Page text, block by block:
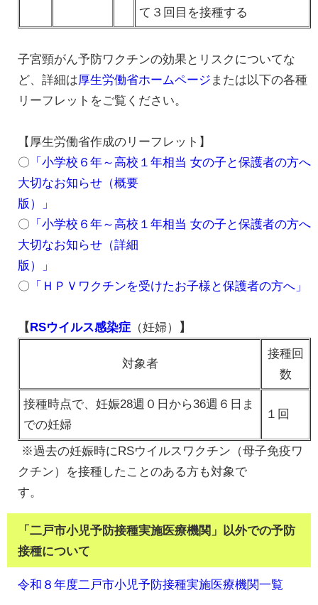
て３回目を接種する
子宮頸がん予防ワクチンの効果とリスクについてな
ど、詳細は厚生労働省ホームページ または以下の各種
リーフレットをご覧ください。
【厚生労働省作成のリーフレット】
〇 「小学校６年～高校１年相当 女の子と保護者の方へ
大切なお知らせ（概要
版）」
〇 「小学校６年～高校１年相当 女の子と保護者の方へ
大切なお知らせ（詳細
版）」
〇 「ＨＰＶワクチンを受けたお子様と保護者の方へ」
【RSウイルス感染症 （妊婦） 】
対象者
接種回
数
接種時点で、妊娠28週０日から36週６日ま
での妊婦
１回
※過去の妊娠時にRSウイルスワクチン（母子免疫ワ
クチン）を接種したことのある方も対象で
「二戸市小児予防接種実施医療機関」以外での予防
接種について
令和８年度二戸市小児予防接種実施医療機関一覧